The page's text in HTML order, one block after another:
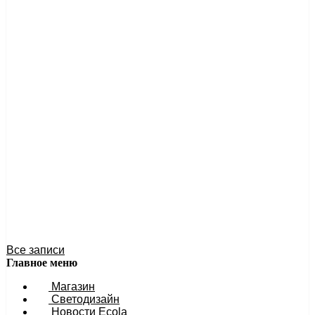
Все записи
Главное меню
Магазин
Светодизайн
Новости Ecola